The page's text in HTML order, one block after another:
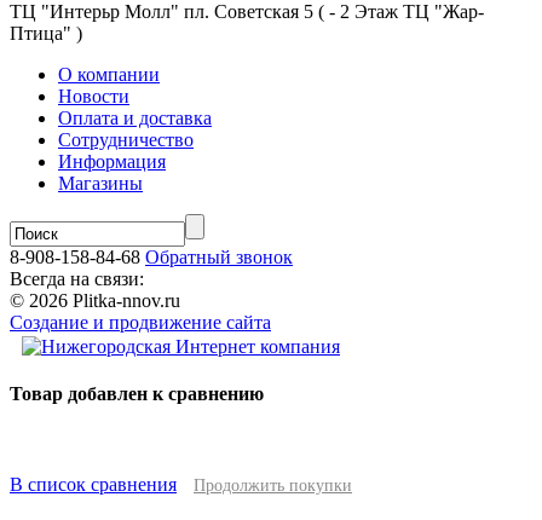
ТЦ "Интерьр Молл" пл. Советская 5 ( - 2 Этаж ТЦ "Жар-
Птица" )
О компании
Новости
Оплата и доставка
Сотрудничество
Информация
Магазины
8-908-158-84-68 Обратный звонок
Всегда на связи:
© 2026 Plitka-nnov.ru
Создание и продвижение сайта
Товар добавлен к сравнению
В список сравнения Продолжить покупки